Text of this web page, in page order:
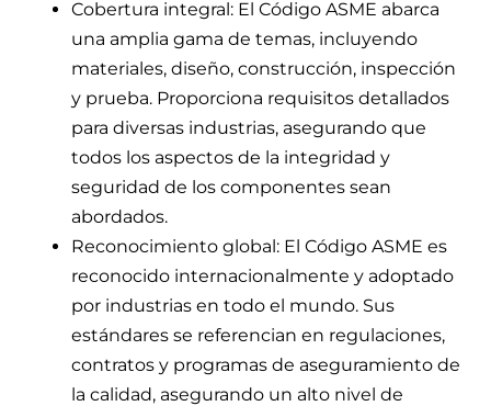
Cobertura integral: El Código ASME abarca
una amplia gama de temas, incluyendo
materiales, diseño, construcción, inspección
y prueba. Proporciona requisitos detallados
para diversas industrias, asegurando que
todos los aspectos de la integridad y
seguridad de los componentes sean
abordados.
Reconocimiento global: El Código ASME es
reconocido internacionalmente y adoptado
por industrias en todo el mundo. Sus
estándares se referencian en regulaciones,
contratos y programas de aseguramiento de
la calidad, asegurando un alto nivel de